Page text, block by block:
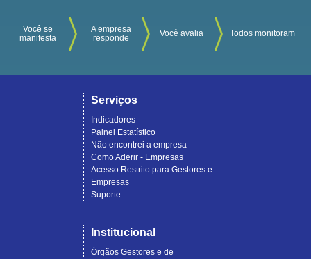
Você se
manifesta
A empresa
responde
Você avalia Todos monitoram
Serviços
Indicadores
Painel Estatístico
Não encontrei a empresa
Como Aderir - Empresas
Acesso Restrito para Gestores e
Empresas
Suporte
Institucional
Órgãos Gestores e de